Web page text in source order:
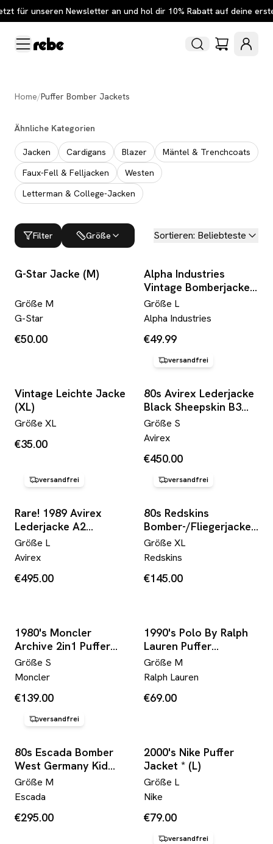
für unseren Newsletter an und hol dir 10% Rabatt auf deine
Home/Puffer Bomber Jackets
Ähnliche Kategorien
Jacken Cardigans Blazer
Mäntel & Trenchcoats
Faux-Fell & Felljacken
Westen
Letterman & College-Jacken
Filter Größe Sortieren: Beliebteste
G-Star Jacke (M)
Größe M
G-Star
€50.00
Alpha Industries
Vintage Bomberjacke
Weiß Damen L
Größe L
Alpha Industries
€49.99
Vintage Leichte Jacke
(XL)
Größe XL
€35.00
versandfrei
80s Avirex Lederjacke
Black Sheepskin B3
Flight/Bomber Scovill
Zip Schwarz
Größe S
Avirex
€450.00
versandfrei
Rare! 1989 Avirex
Lederjacke A2
"Sweetest Of Texas
England 1944" Made In
Größe L
Avirex
€495.00
versandfrei
80s Redskins
Bomber-/Fliegerjacke
Inkl. Weste Schwarz
Größe XL
Redskins
€145.00
1980's Moncler
Archive 2in1 Puffer
Jacket *extremely
rare (S)
Größe S
Moncler
€139.00
1990's Polo By Ralph
Lauren Puffer
Jacket/Vest * (M)
Größe M
Ralph Lauren
€69.00
versandfrei
80s Escada Bomber
West Germany Kid
Mohair Made in W.-
Germany Braun 38 M
Größe M
Escada
€295.00
2000's Nike Puffer
Jacket * (L)
Größe L
Nike
€79.00
versandfrei